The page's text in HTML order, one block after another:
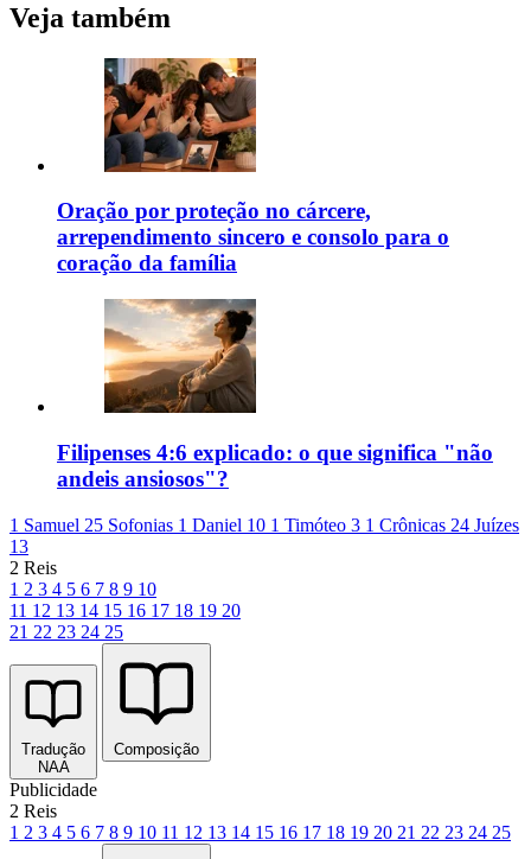
Veja também
Oração por proteção no cárcere,
arrependimento sincero e consolo para o
coração da família
Filipenses 4:6 explicado: o que significa "não
andeis ansiosos"?
1 Samuel 25 Sofonias 1 Daniel 10 1 Timóteo 3 1 Crônicas 24 Juízes
13
2 Reis
1 2 3 4 5 6 7 8 9 10
11 12 13 14 15 16 17 18 19 20
21 22 23 24 25
Tradução
NAA
Composição
Publicidade
2 Reis
1 2 3 4 5 6 7 8 9 10 11 12 13 14 15 16 17 18 19 20 21 22 23 24 25